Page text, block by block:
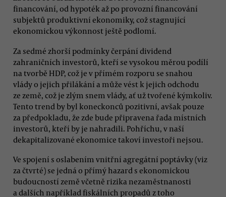
financování, od hypoték až po provozní financování
subjektů produktivní ekonomiky, což stagnující
ekonomickou výkonnost ještě podlomí.
Za sedmé zhorší podmínky čerpání dividend
zahraničních investorů, kteří se vysokou měrou podílí
na tvorbě HDP, což je v přímém rozporu se snahou
vlády o jejich přilákání a může vést k jejich odchodu
ze země, což je zlým snem vlády, ať už tvořené kýmkoliv.
Tento trend by byl koneckonců pozitivní, avšak pouze
za předpokladu, že zde bude připravena řada místních
investorů, kteří by je nahradili. Pohříchu, v naší
dekapitalizované ekonomice takoví investoři nejsou.
Ve spojení s oslabením vnitřní agregátní poptávky (viz
za čtvrté) se jedná o přímý hazard s ekonomickou
budoucností země včetně rizika nezaměstnanosti
a dalších například fiskálních propadů z toho